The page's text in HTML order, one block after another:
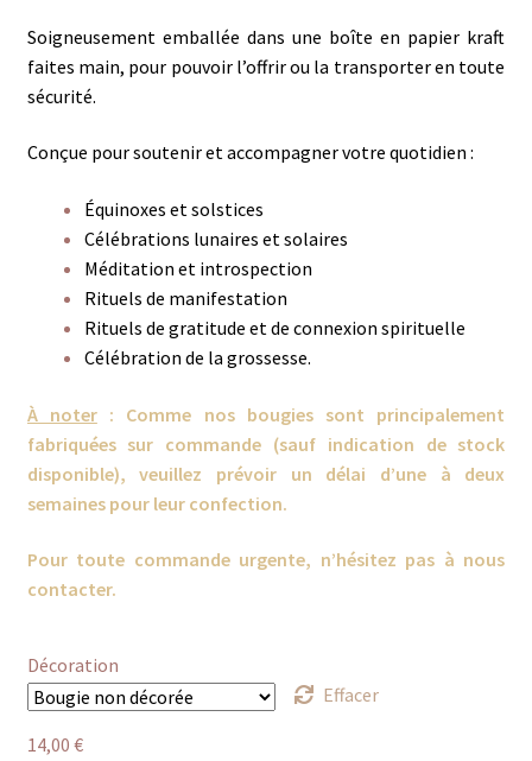
Soigneusement emballée dans une boîte en papier kraft
faites main, pour pouvoir l’offrir ou la transporter en toute
sécurité.
Conçue pour soutenir et accompagner votre quotidien :
Équinoxes et solstices
Célébrations lunaires et solaires
Méditation et introspection
Rituels de manifestation
Rituels de gratitude et de connexion spirituelle
Célébration de la grossesse.
À noter: Comme nos bougies sont principalement
fabriquées sur commande (sauf indication de stock
disponible), veuillez prévoir un délai d’une à deux
semaines pour leur confection.
Pour toute commande urgente, n’hésitez pas à nous
contacter.
Décoration
Effacer
14,00 €